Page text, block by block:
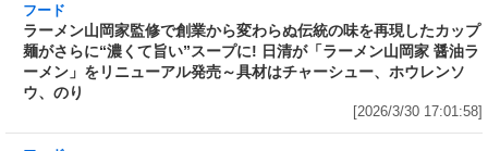
ン」をリニューアル発売～具材はチャーシュ
ー、ホウレンソウ、のり
[2026/3/30 17:01:58]
売上1本につき1円を熊本城災害復旧に寄付